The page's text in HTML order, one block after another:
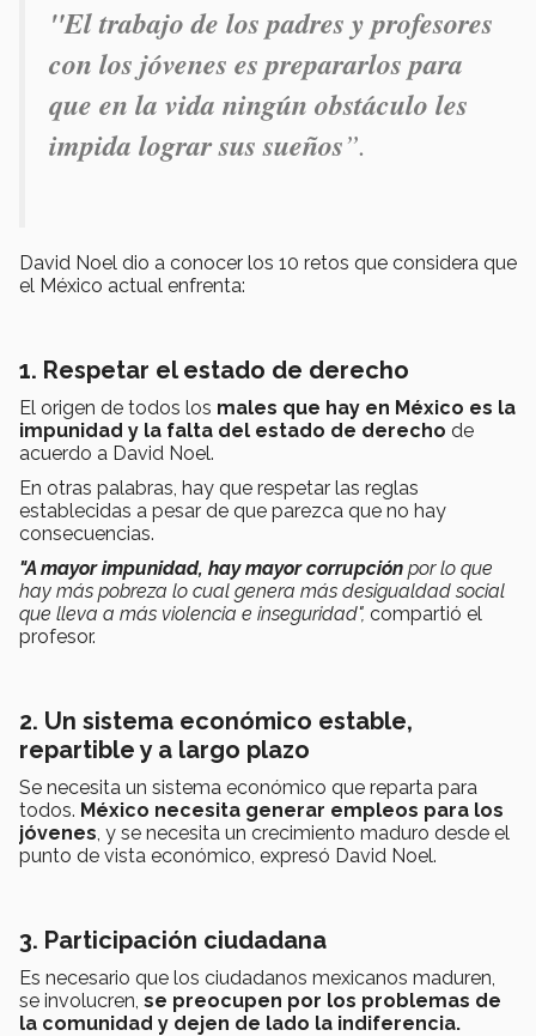
"El trabajo de los padres y profesores
con los jóvenes es prepararlos para
que en la vida ningún obstáculo les
impida lograr sus sueños”.
David Noel dio a conocer los 10 retos que considera que
el México actual enfrenta:
1. Respetar el estado de derecho
El origen de todos los males que hay en México es la
impunidad y la falta del estado de derecho de
acuerdo a David Noel.
En otras palabras, hay que respetar las reglas
establecidas a pesar de que parezca que no hay
consecuencias.
"A mayor impunidad, hay mayor corrupción por lo que
hay más pobreza lo cual genera más desigualdad social
que lleva a más violencia e inseguridad", compartió el
profesor.
2. Un sistema económico estable,
repartible y a largo plazo
Se necesita un sistema económico que reparta para
todos. México necesita generar empleos para los
jóvenes , y se necesita un crecimiento maduro desde el
punto de vista económico, expresó David Noel.
3. Participación ciudadana
Es necesario que los ciudadanos mexicanos maduren,
se involucren, se preocupen por los problemas de
la comunidad y dejen de lado la indiferencia.